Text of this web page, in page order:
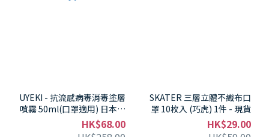
UYEKI - 抗流感病毒消毒塗層
噴霧 50ml(口罩適用) 日本製
-現貨
HK$68.00
SKATER 三層立體不織布口
罩 10枚入 (巧虎) 1件 - 現貨
HK$29.00